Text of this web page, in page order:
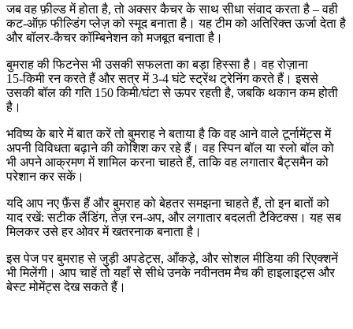
जब वह फ़ील्ड में होता है, तो अक्सर कैचर के साथ सीधा संवाद करता है – वही
कट‑ऑफ़ फील्डिंग प्लेज़ को स्मूद बनाता है। यह टीम को अतिरिक्त ऊर्जा देता है
और बॉलर-कैचर कॉम्बिनेशन को मजबूत बनाता है।
बुमराह की फिटनेस भी उसकी सफलता का बड़ा हिस्सा है। वह रोज़ाना
15‑किमी रन करते हैं और सत्र में 3‑4 घंटे स्ट्रेंथ ट्रेनिंग करते हैं। इससे
उसकी बॉल की गति 150 किमी/घंटा से ऊपर रहती है, जबकि थकान कम होती
है।
भविष्य के बारे में बात करें तो बुमराह ने बताया है कि वह आने वाले टूर्नामेंट्स में
अपनी विविधता बढ़ाने की कोशिश कर रहे हैं। वह स्पिन बॉल या स्लो बॉल को
भी अपने आक्रमण में शामिल करना चाहते हैं, ताकि वह लगातार बैट्समैन को
परेशान कर सकें।
यदि आप नए फ़ैंस हैं और बुमराह को बेहतर समझना चाहते हैं, तो इन बातों को
याद रखें: सटीक लैंडिंग, तेज़ रन‑अप, और लगातार बदलती टैक्टिक्स। यह सब
मिलकर उसे हर ओवर में खतरनाक बनाता है।
इस पेज पर बुमराह से जुड़ी अपडेट्स, आँकड़े, और सोशल मीडिया की रिएक्शनें
भी मिलेंगी। आप चाहें तो यहाँ से सीधे उनके नवीनतम मैच की हाइलाइट्स और
बेस्ट मोमेंट्स देख सकते हैं।